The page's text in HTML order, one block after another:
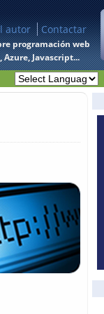
autor Contactar
programación web
Azure, Javascript...